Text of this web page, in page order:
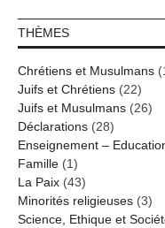
THÈMES
Chrétiens et Musulmans
Juifs et Chrétiens (22)
Juifs et Musulmans (26)
Déclarations (28)
Enseignement –
Famille (1)
La Paix (43)
Minorités religieuses (3)
Science, Ethique et